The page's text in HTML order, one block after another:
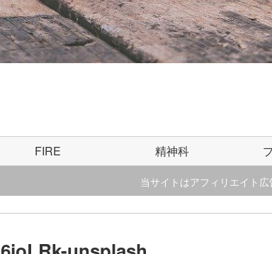
FIRE 精神科
当サイトはアフィリエイト